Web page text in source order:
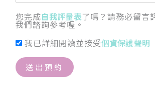
您完成自我評量表了嗎？請務必留言
我們諮詢參考喔。
我已詳細閱讀並接受個資保護聲明
送出預約